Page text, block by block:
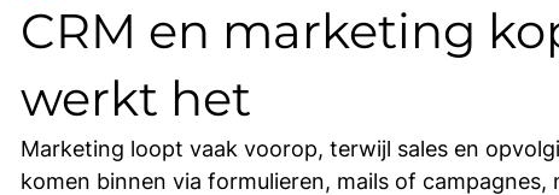
CRM en marketing
werkt het
Marketing loopt vaak voorop, terwijl sales en
komen binnen via formulieren, mails of campagnes,